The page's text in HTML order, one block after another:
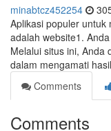
minabtcz452254
Aplikasi populer untuk
adalah website1.
Melalui situs ini, Anda
dalam mengamati
Comments
Comments